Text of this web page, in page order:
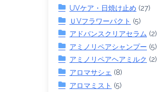
UVケア・日焼け止め (27)
ＵVフラワーパクト (5)
アドバンスクリアセラム (2)
アミノリペアシャンプー (5)
アミノリペアヘアミルク (2)
アロマサシェ (8)
アロマミスト (5)